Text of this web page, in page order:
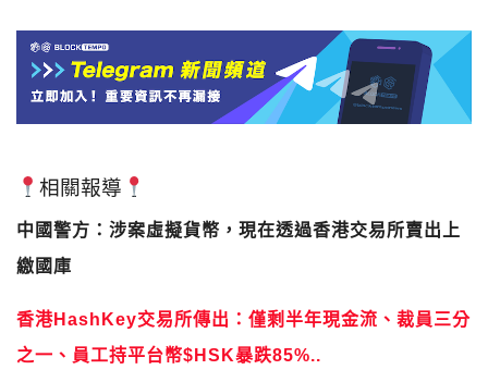
相關報導
中國警方：涉案虛擬貨幣，現在透過香港交易所賣出上
繳國庫
香港HashKey交易所傳出：僅剩半年現金流、裁員三分
之一、員工持平台幣$HSK暴跌85%..